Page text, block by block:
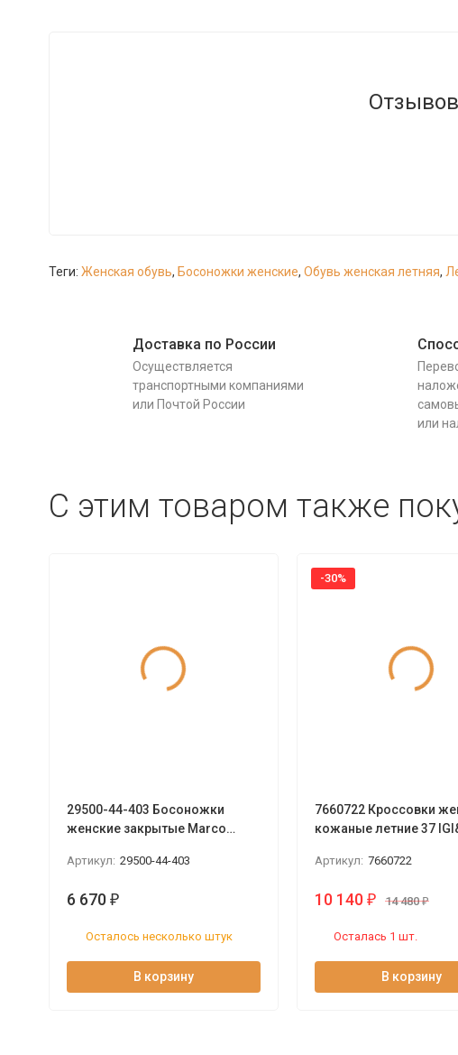
Теги: Женская обувь, Босоножки женские, Обувь женская летняя,
Доставка по России
Осуществляется
транспортными компаниями
или Почтой России
или
C этим товаром также
29500-44-403 Босоножки
женские закрытые Marсo
Артикул: 29500-44-403
6 670 ₽
Осталось несколько штук
В корзину
-30%
7660722 Кроссовки
кожаные летние 37
Артикул: 7660722
10 140 ₽ 14 480₽
Осталась 1 шт.
В корзину